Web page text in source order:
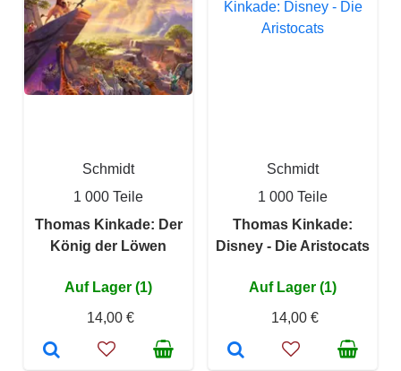
Schmidt
1 000 Teile
Thomas Kinkade: Der
König der Löwen
Auf Lager (1)
14,00 €
Schmidt
1 000 Teile
Thomas Kinkade:
Disney - Die Aristocats
Auf Lager (1)
14,00 €